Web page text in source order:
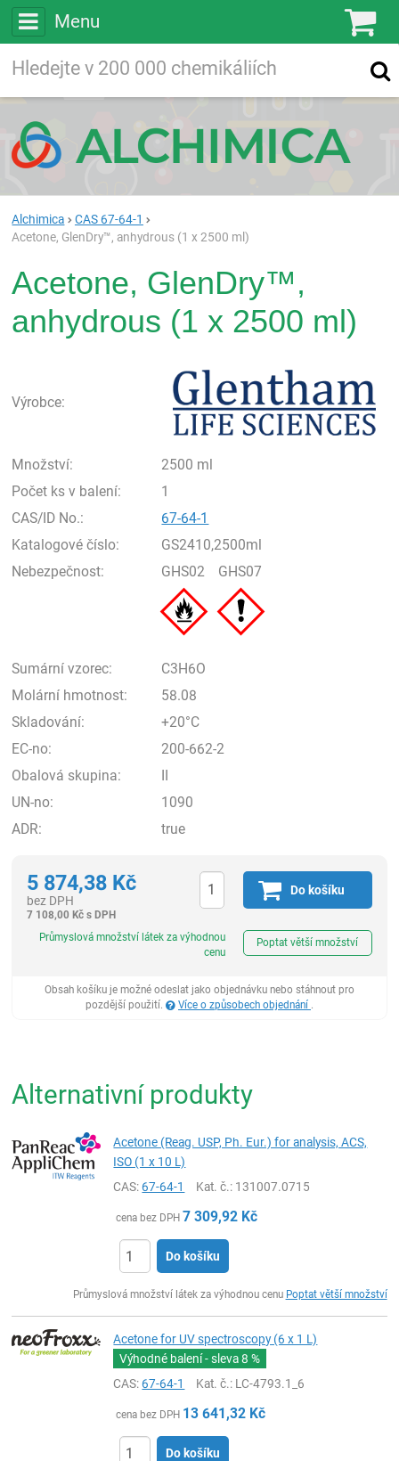
Menu
Vyhledávání
Alchimica
CAS 67-64-1
Acetone, GlenDry™, anhydrous (1 x 2500 ml)
Acetone, GlenDry™,
anhydrous (1 x 2500 ml)
Výrobce:
Množství:
2500 ml
Počet ks v balení:
1
CAS/ID No.:
67-64-1
Katalogové číslo:
GS2410,2500ml
Nebezpečnost:
GHS02 GHS07
Sumární vzorec:
C3H6O
Molární hmotnost:
58.08
Skladování:
+20°C
EC-no:
200-662-2
Obalová skupina:
II
UN-no:
1090
ADR:
true
5 874,38 Kč
bez DPH
7 108,00Kč s DPH
Do košíku
Průmyslová množství látek za výhodnou
cenu
Poptat větší množství
Obsah košíku je možné odeslat jako objednávku nebo stáhnout pro
pozdější použití.
Více o způsobech objednání .
Alternativní produkty
Acetone (Reag. USP, Ph. Eur.) for analysis, ACS,
ISO (1 x 10 L)
CAS:67-64-1 Kat. č.: 131007.0715
cena bez DPH 7 309,92 Kč
Do košíku
Průmyslová množství látek za výhodnou cenu Poptat větší množství
Acetone for UV spectroscopy (6 x 1 L)
Výhodné balení - sleva8 %
CAS:67-64-1 Kat. č.: LC-4793.1_6
cena bez DPH 13 641,32 Kč
Do košíku